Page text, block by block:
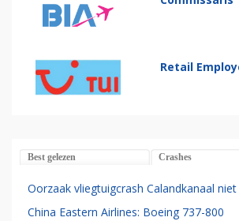
Retail
Best gelezen Crashes
Oorzaak vliegtuigcrash Calandkanaal
China Eastern Airlines: Boeing 737-800